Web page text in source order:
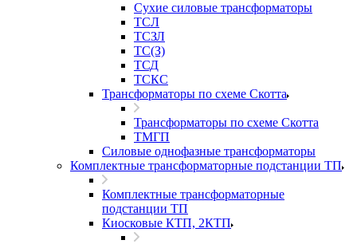
Сухие силовые трансформаторы
ТСЛ
ТСЗЛ
ТС(З)
ТСД
ТСКС
Трансформаторы по схеме Скотта
Трансформаторы по схеме Скотта
ТМГП
Силовые однофазные трансформаторы
Комплектные трансформаторные подстанции ТП
Комплектные трансформаторные
подстанции ТП
Киосковые КТП, 2КТП